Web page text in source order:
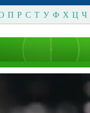
П Р С Т У Ф Х Ц Ч